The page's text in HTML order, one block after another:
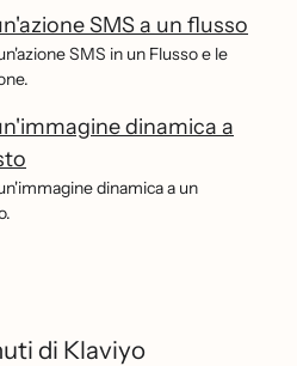
SMS a un flusso
SMS in un Flusso e le
dinamica a
dinamica a un
di Klaviyo